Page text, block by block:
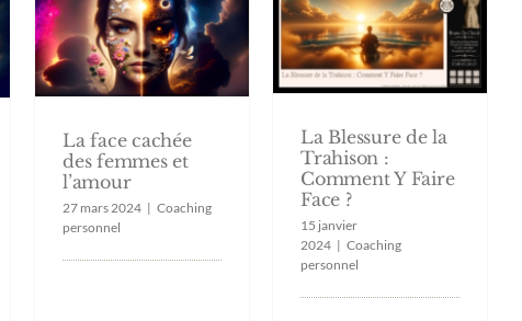
La face cachée des
femmes et l’amour
La face cachée
des femmes et
l’amour
27 mars 2024 | Coaching
personnel
La Blessure de la
Trahison : Comment
Y Faire Face ?
La Blessure de la
Trahison :
Comment Y Faire
Face ?
15 janvier
2024 | Coaching
personnel